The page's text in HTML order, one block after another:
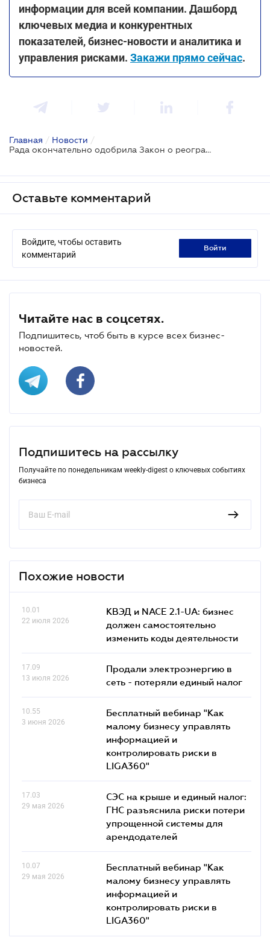
информации для всей компании. Дашборд
ключевых медиа и конкурентных
показателей, бизнес-новости и аналитика и
управления рисками. Закажи прямо сейчас.
Главная / Новости /
Рада окончательно одобрила Закон о реогранизации "Энергоатома" в акционерное общество
Оставьте комментарий
Войдите, чтобы оставить
комментарий
войти
Читайте нас в соцсетях.
Подпишитесь, чтоб быть в курсе всех бизнес-
новостей.
Подпишитесь на рассылку
Получайте по понедельникам weekly-digest о ключевых событиях
бизнеса
Похожие новости
10.01
22 июля 2026
КВЭД и NACE 2.1-UA: бизнес
должен самостоятельно
изменить коды деятельности
17.09
13 июля 2026
Продали электроэнергию в
сеть - потеряли единый налог
10.55
3 июня 2026
Бесплатный вебинар "Как
малому бизнесу управлять
информацией и
контролировать риски в
LIGA360"
17.03
29 мая 2026
СЭС на крыше и единый налог:
ГНС разъяснила риски потери
упрощенной системы для
арендодателей
10.07
29 мая 2026
Бесплатный вебинар "Как
малому бизнесу управлять
информацией и
контролировать риски в
LIGA360"